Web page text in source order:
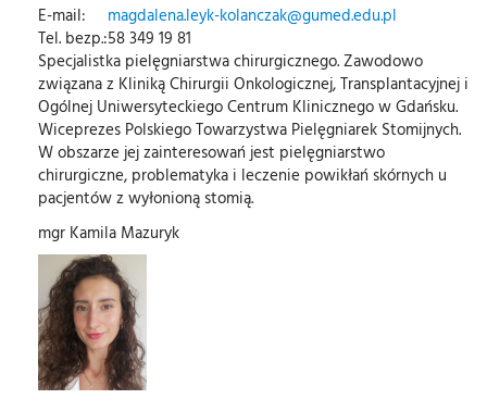
E-mail:
magdalena.leyk-kolanczak@gumed.edu.pl
Tel. bezp.:58 349 19 81
Specjalistka pielęgniarstwa chirurgicznego. Zawodowo
związana z Kliniką Chirurgii Onkologicznej, Transplantacyjnej i
Ogólnej Uniwersyteckiego Centrum Klinicznego w Gdańsku.
Wiceprezes Polskiego Towarzystwa Pielęgniarek Stomijnych.
W obszarze jej zainteresowań jest pielęgniarstwo
chirurgiczne, problematyka i leczenie powikłań skórnych u
pacjentów z wyłonioną stomią.
mgr Kamila Mazuryk